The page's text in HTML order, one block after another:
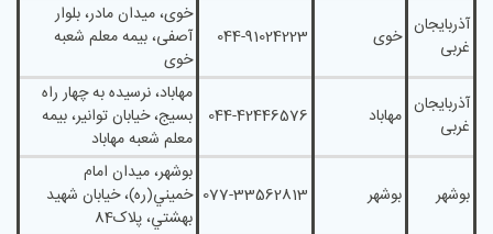
آذربایجان
غربی
خوی 044-91024223
خوی، میدان مادر، بلوار
آصفی، بیمه معلم شعبه
خوی
آذربایجان
غربی
مهاباد 044-42446576
مهاباد، نرسیده به چهار راه
بسیج، خیابان توانیر، بیمه
معلم شعبه مهاباد
بوشهر بوشهر 077-33562813
بوشهر، ميدان امام
خميني(ره)، خيابان شهيد
بهشتي، پلاک84